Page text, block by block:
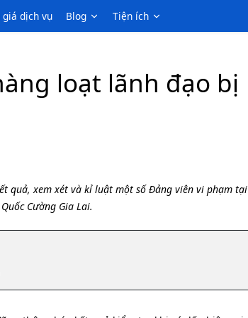
giá dịch vụ Blog Tiện ích
loạt lãnh đạo bị
quả, xem xét và kỉ luật một số Đảng viên vi phạm tại
Cường Gia Lai.